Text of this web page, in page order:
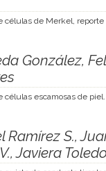
células de Merkel, reporte
González,
células escamosas de
Ramírez S.,
Javiera